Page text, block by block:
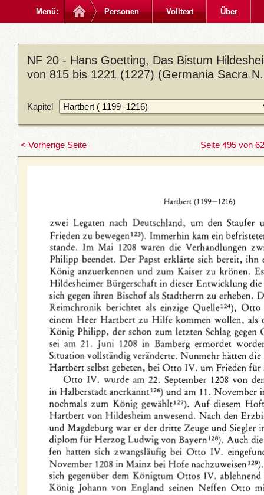
Menü: Personen Volltext Über
NF 20 - Hans Goetting, Das Bistum
von 815 bis 1221 (1227) (Germania Sacra
Kapitel
< Vorherige Seite Seite 495 von